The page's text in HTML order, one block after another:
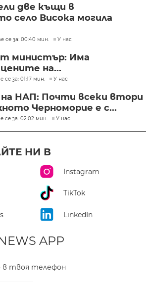
две къщи в
село Висока могила
се за: 00:40 мин. У нас
министър: Има
на...
се за: 01:17 мин. У нас
НАП: Почти всеки втори
Черноморие е с...
се за: 02:02 мин. У нас
НИ В
Instagram
TikTok
LinkedIn
APP
в твоя телефон